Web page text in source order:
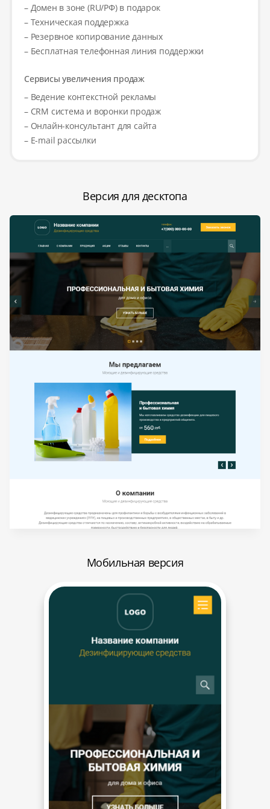
– Домен в зоне (RU/РФ) в подарок
– Техническая поддержка
– Резервное копирование данных
– Бесплатная телефонная линия поддержки
Сервисы увеличения продаж
– Ведение контекстной рекламы
– CRM система и воронки продаж
– Онлайн-консультант для сайта
– E-mail рассылки
Версия для десктопа
Мобильная версия